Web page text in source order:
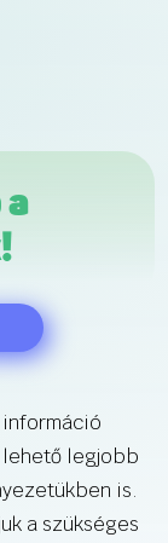
információ
lehető legjobb
is.
a szükséges